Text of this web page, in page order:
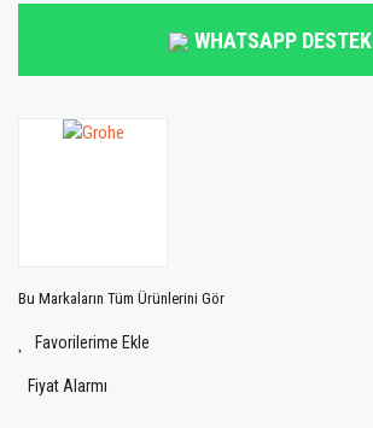
WHATSAPP DESTEK
Bu Markaların Tüm Ürünlerini Gör
Fiyat Alarmı